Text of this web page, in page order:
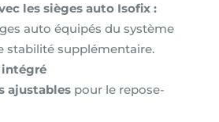
les sièges auto Isofix :
auto équipés du système
stabilité supplémentaire.
intégré
ajustablespour le repose-